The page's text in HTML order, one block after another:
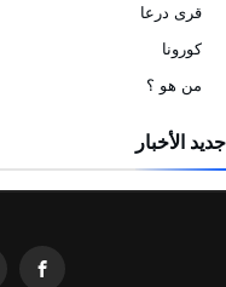
قرى درعا
كورونا
من هو ؟
جديد الأخبار